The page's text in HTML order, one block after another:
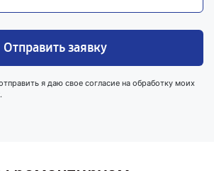
Отправить заявку
я даю свое согласие на обработку моих
.